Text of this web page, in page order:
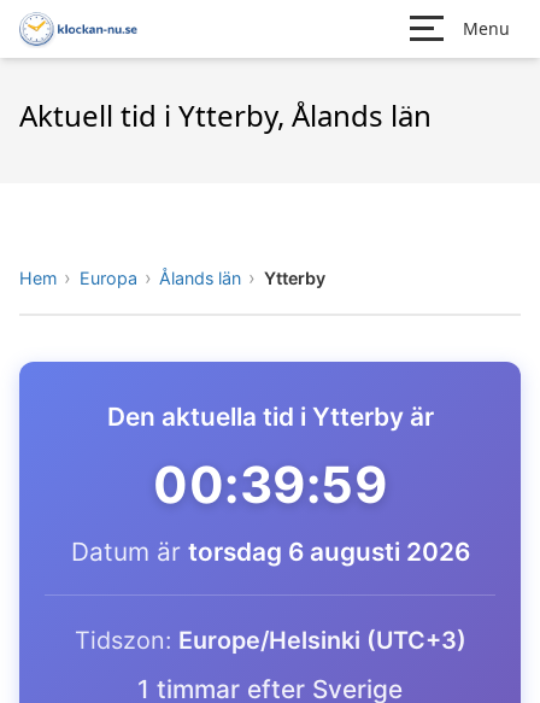
Menu
Aktuell tid i Ytterby, Ålands län
Hem Europa Ålands län Ytterby
Den aktuella tid i Ytterby är
00:39:59
Datum är torsdag 6 augusti 2026
Tidszon: Europe/Helsinki (UTC+3)
1 timmar efter Sverige